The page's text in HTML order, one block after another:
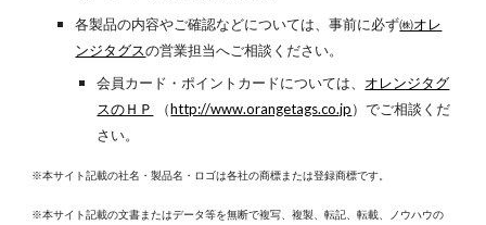
各製品の内容やご確認などについては、事前に必ず㈱オレ
ンジタグスの営業担当へご相談ください。
会員カード・ポイントカードについては、 オレンジタグ
スのＨＰ
（http://www.orangetags.co.jp）でご相談くだ
さい。
※本サイト記載の社名・製品名・ロゴは各社の商標または登録商標です。
※本サイト記載の文書またはデータ等を無断で複写、複製、転記、転載、ノウハウの